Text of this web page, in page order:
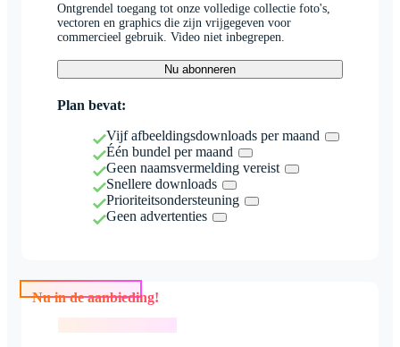
Ontgrendel toegang tot onze volledige collectie foto's,
vectoren en graphics die zijn vrijgegeven voor
commercieel gebruik. Video niet inbegrepen.
Nu abonneren
Plan bevat:
Vijf afbeeldingsdownloads per maand
Één bundel per maand
Geen naamsvermelding vereist
Snellere downloads
Prioriteitsondersteuning
Geen advertenties
Nu in de aanbieding!